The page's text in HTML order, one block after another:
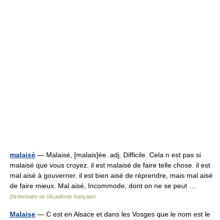
malaisé — Malaisé, [malais]ée. adj. Difficile. Cela n est pas si
malaisé que vous croyez. il est malaisé de faire telle chose. il est
mal aisé à gouverner. il est bien aisé de réprendre, mais mal aisé
de faire mieux. Mal aisé, Incommode, dont on ne se peut …
Dictionnaire de l'Académie française
Malaise — C est en Alsace et dans les Vosges que le nom est le